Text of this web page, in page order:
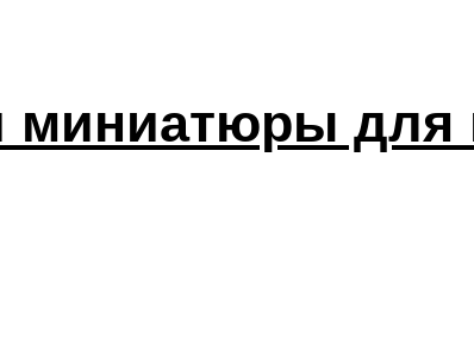
миниатюры для